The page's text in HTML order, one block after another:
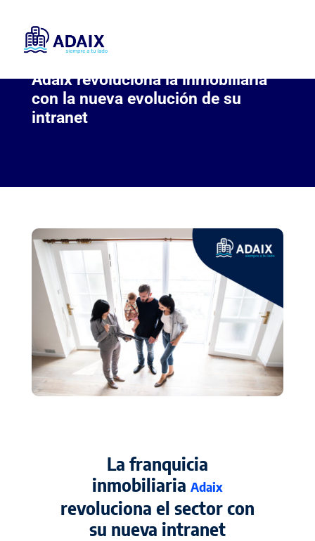
Adaix revoluciona la inmobiliaria
con la nueva evolución de su
intranet
La franquicia
inmobiliariaAdaix
revoluciona el sector con
su nueva intranet